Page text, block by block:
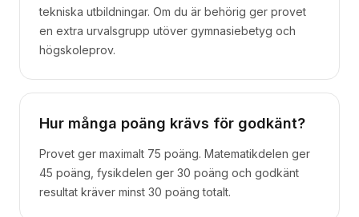
tekniska utbildningar. Om du är behörig ger provet
en extra urvalsgrupp utöver gymnasiebetyg och
högskoleprov.
Hur många poäng krävs för godkänt?
Provet ger maximalt 75 poäng. Matematikdelen ger
45 poäng, fysikdelen ger 30 poäng och godkänt
resultat kräver minst 30 poäng totalt.